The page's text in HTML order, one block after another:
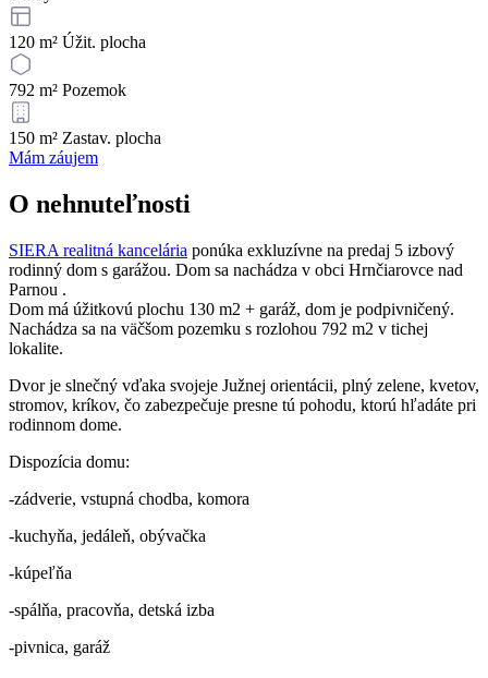
120 m² Úžit. plocha
792 m² Pozemok
150 m² Zastav. plocha
Mám záujem
O nehnuteľnosti
SIERA realitná kancelária ponúka exkluzívne na predaj 5 izbový
rodinný dom s garážou. Dom sa nachádza v obci Hrnčiarovce nad
Parnou .
Dom má úžitkovú plochu 130 m2 + garáž, dom je podpivničený.
Nachádza sa na väčšom pozemku s rozlohou 792 m2 v tichej
lokalite.
Dvor je slnečný vďaka svojeje Južnej orientácii, plný zelene, kvetov,
stromov, kríkov, čo zabezpečuje presne tú pohodu, ktorú hľadáte pri
rodinnom dome.
Dispozícia domu:
-zádverie, vstupná chodba, komora
-kuchyňa, jedáleň, obývačka
-kúpeľňa
-spálňa, pracovňa, detská izba
-pivnica, garáž